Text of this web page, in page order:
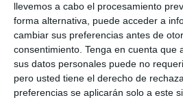
llevemos a cabo el procesamiento
forma alternativa, puede acceder a
cambiar sus preferencias antes de
consentimiento. Tenga en cuenta que
sus datos personales puede no
pero usted tiene el derecho de
preferencias se aplicarán solo a este
"Estamos muy satisfechos con la
La formación práctica, con casos
especialmente valorada," destaca,
de Formación de ACV-CV,Raúl
"queremos que nuestros mediadores
con una visión más sólida del riesgo
eso redunda directamente en una